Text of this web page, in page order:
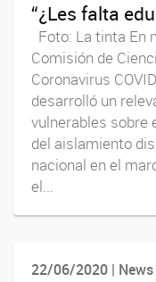
“¿Les falta
Foto: La tinta En
Comisión de
Coronavirus
desarrolló un
vulnerables sobre
del aislamiento
nacional en el
el...
22/06/2020 | News